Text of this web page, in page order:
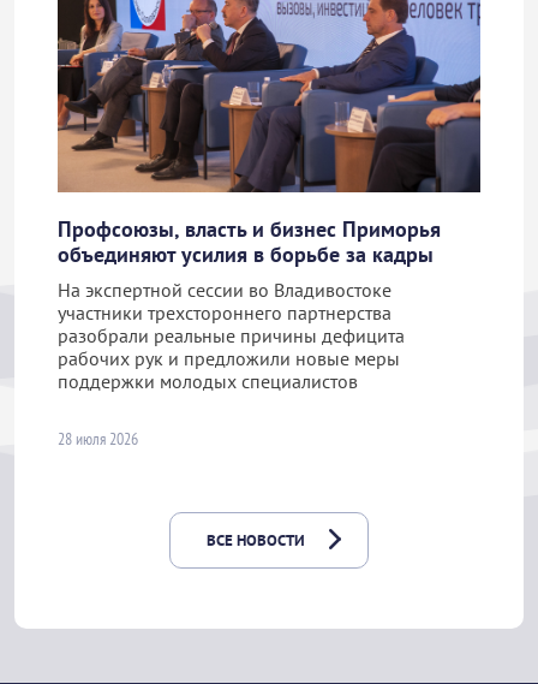
Профсоюзы, власть и бизнес Приморья
объединяют усилия в борьбе за кадры
На экспертной сессии во Владивостоке
участники трехстороннего партнерства
разобрали реальные причины дефицита
рабочих рук и предложили новые меры
поддержки молодых специалистов
28 июля 2026
ВСЕ НОВОСТИ